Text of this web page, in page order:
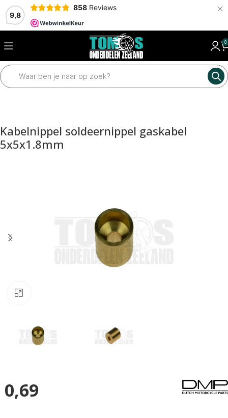
9,8
858 Reviews ×
0
Home Framedelen Kabels Kabels toebehoren
Kabelnippel soldeernippel gaskabel
5x5x1.8mm
0,69